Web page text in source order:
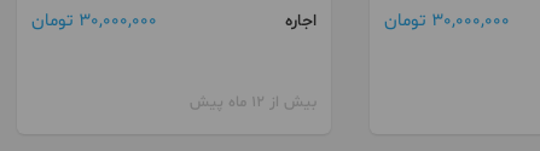
30,000,000 تومان اجاره 30,000,000 تومان
بیش از 12 ماه پیش